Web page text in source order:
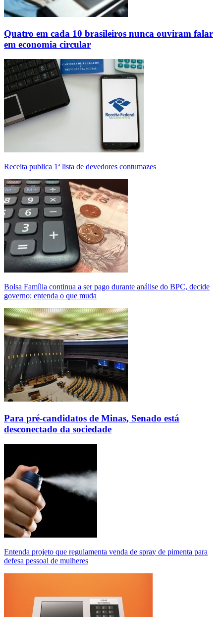
Quatro em cada 10 brasileiros nunca ouviram falar
em economia circular
Receita publica 1ª lista de devedores contumazes
Bolsa Família continua a ser pago durante análise do BPC, decide
governo; entenda o que muda
Para pré-candidatos de Minas, Senado está
desconectado da sociedade
Entenda projeto que regulamenta venda de spray de pimenta para
defesa pessoal de mulheres